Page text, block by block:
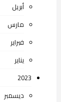
أبريل
مارس
فبراير
يناير
2023
ديسمبر